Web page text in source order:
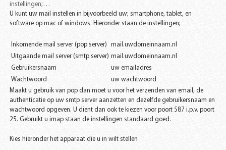
instellingen;…
U kunt uw mail instellen in bijvoorbeeld uw; smartphone, tablet, en
software op mac of windows. Hieronder staan de instellingen;
Inkomende mail server (pop server)
mail.uwdomeinnaam.nl
Uitgaande mail server (smtp server) mail.uwdomeinnaam.nl
Gebruikersnaam
uw emailadres
Wachtwoord
uw wachtwoord
Maakt u gebruik van pop dan moet u voor het verzenden van email, de
authenticatie op uw smtp server aanzetten en dezelfde gebruikersnaam en
wachtwoord opgeven. U dient dan ook te kiezen voor poort 587 i.p.v. poort
25. Gebruikt u imap staan de instellingen standaard goed.
Kies hieronder het apparaat die u in wilt stellen